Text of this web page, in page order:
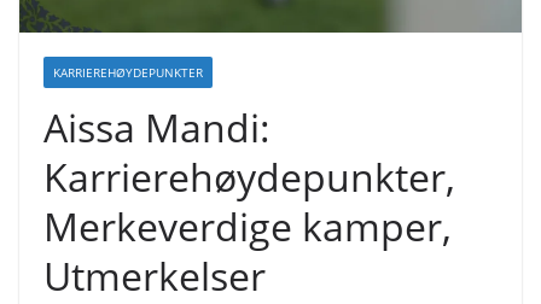
KARRIEREHØYDEPUNKTER
Aissa Mandi:
Karrierehøydepunkter,
Merkeverdige kamper,
Utmerkelser